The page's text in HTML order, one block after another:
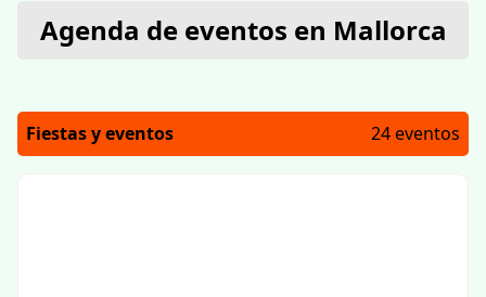
Agenda de eventos en Mallorca
Fiestas y eventos 24 eventos